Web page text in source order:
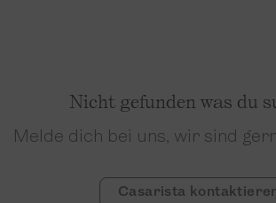
Nicht gefunden was du
Melde dich bei uns, wir sind
Casarista